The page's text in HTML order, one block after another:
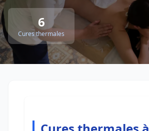
6
Cures thermales